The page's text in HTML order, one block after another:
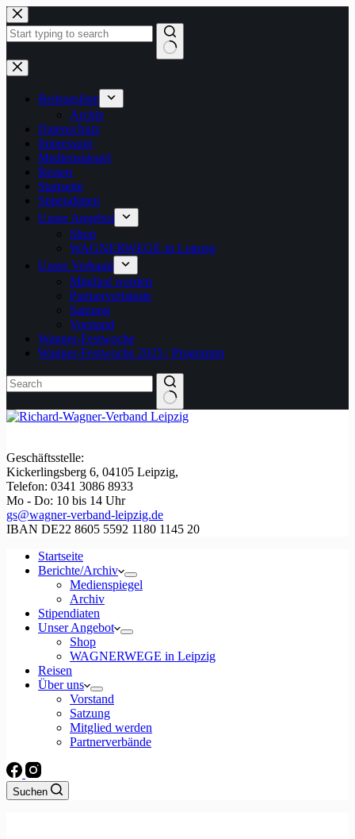
Zum
Inhalt
springen
Keine
Ergebnisse
Beitragsliste
Archiv
Datenschutz
Impressum
Medienspiegel
Reisen
Startseite
Stipendiaten
Unser Angebot
Shop
WAGNERWEGE in Leipzig
Unser Verband
Mitglied werden
Partnerverbände
Satzung
Vorstand
Wagner-Festwoche
Wagner-Festwoche 2025 | Programm
Geschäftsstelle:
Kickerlingsberg 6, 04105 Leipzig,
Telefon: 0341 3086 8933
Mo - Do: 10 bis 14 Uhr
gs@wagner-verband-leipzig.de
IBAN DE22 8605 5592 1180 1145 20
Startseite
Berichte/Archiv
Medienspiegel
Archiv
Stipendiaten
Unser Angebot
Shop
WAGNERWEGE in Leipzig
Reisen
Über uns
Vorstand
Satzung
Mitglied werden
Partnerverbände
Suchen